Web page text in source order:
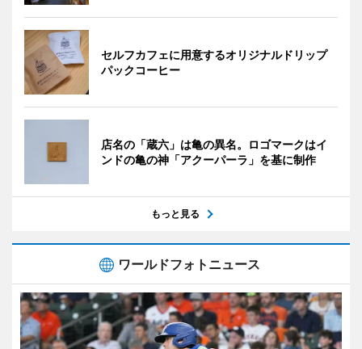
セルフカフェに用意するオリジナルドリップ
パックコーヒー
店名の「蔵六」は亀の異名。ロゴマークはイ
ンドの亀の神「アクーパーラ」を基に制作
もっと見る
ワールドフォトニュース